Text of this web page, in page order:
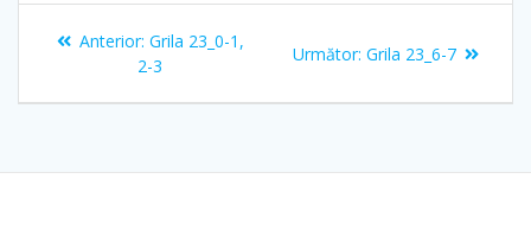
Navigare
Anterior: Articolul
anterior:
Grila 23_0-1,
2-3
Următor: Articolul
Grila 23_6-7